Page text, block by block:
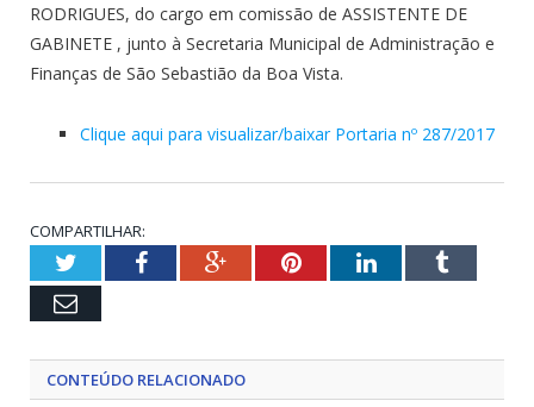
RODRIGUES, do cargo em comissão de ASSISTENTE DE
GABINETE , junto à Secretaria Municipal de Administração e
Finanças de São Sebastião da Boa Vista.
Clique aqui para visualizar/baixar Portaria nº 287/2017
COMPARTILHAR:
TwitterFacebookGoogle+PinterestLinkedInTumblr
Email
CONTEÚDO RELACIONADO